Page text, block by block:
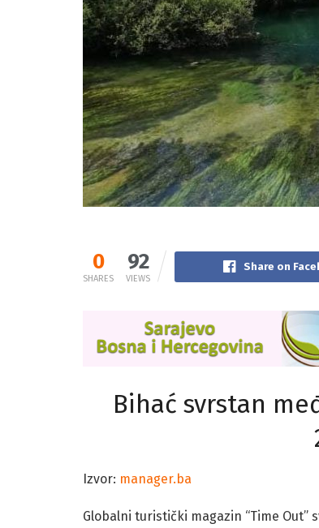
0
SHARES
92
VIEWS
Share on
Bihać svrstan
Izvor: manager.ba
Globalni turistički magazin “Time